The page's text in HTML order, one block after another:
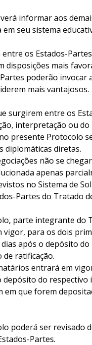
informar aos
seu sistema
entre os Estados-
disposições mais
poderão invocar
mais vantajosos.
surgirem entre os
interpretação ou
presente Protocolo
diplomáticas diretas.
não se
apenas
no Sistema de
Partes do Tratado
parte integrante do
vigor, para os dois
após o depósito do
ratificação.
entrará em
depósito do respectivo
em que forem
poderá ser revisado
Partes.